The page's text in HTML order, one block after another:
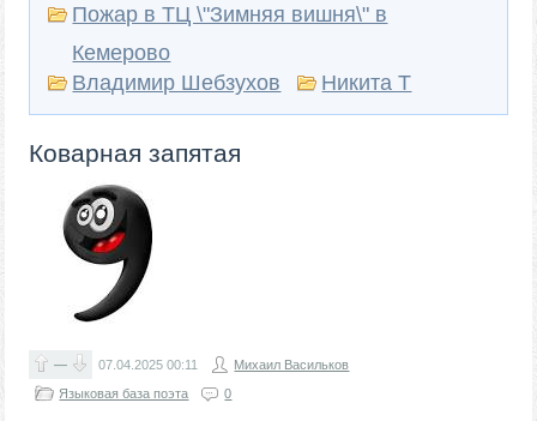
Пожар в ТЦ \"Зимняя вишня\" в
Кемерово
Владимир Шебзухов
Никита Т
Коварная запятая
— 07.04.202500:11
Михаил Васильков
Языковая база поэта
0